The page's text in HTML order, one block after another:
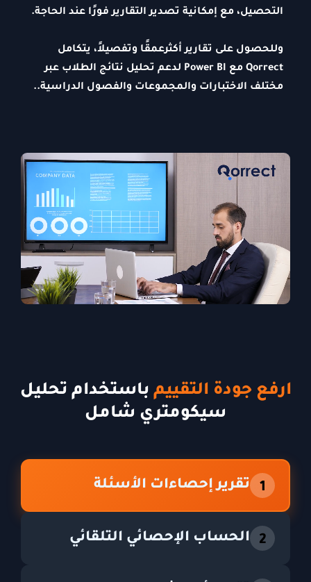
التحصيل، مع إمكانية تصدير التقارير فورًا عند الحاجة.
وللحصول على تقارير أكثرعمقًا وتفصيلاً، يتكامل
Qorrect مع Power BI لدعم تحليل نتائج الطلاب عبر
مختلف الاختبارات والمجموعات والفصول الدراسية..
ارفع جودة التقييم باستخدام تحليل
سيكومتري شامل
1 تقرير إحصاءات الأسئلة
2 الحساب الإحصائي التلقائي